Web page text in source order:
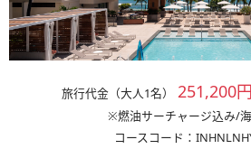
旅行代金（大人1名） 251,200
※燃油サーチャージ込み/
コースコード：